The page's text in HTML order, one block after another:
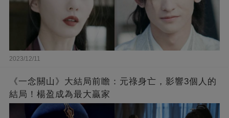
2023/12/11
《一念關山》大結局前瞻：元祿身亡，影響3個人的
結局！楊盈成為最大贏家